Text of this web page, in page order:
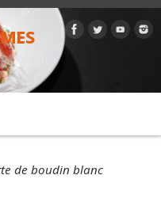
de boudin blanc